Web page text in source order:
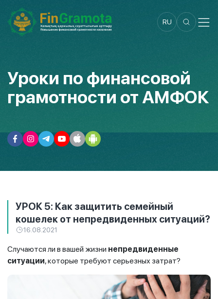
RU
Уроки по финансовой
грамотности от АМФОК
УРОК 5: Как защитить семейный
кошелек от непредвиденных ситуаций?
16.08.2021
Случаются ли в вашей жизни непредвиденные
ситуации, которые требуют серьезных затрат?